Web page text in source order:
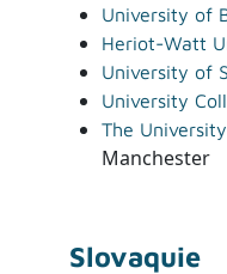
University of
Heriot-Watt
University of
University
The
Manchester
Slovaquie